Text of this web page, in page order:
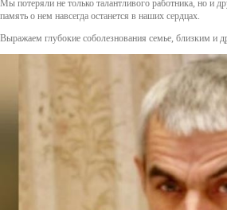
Мы потеряли не только талантливого работника, но и
память о нем навсегда останется в наших сердцах.
Выражаем глубокие соболезнования семье, близким и